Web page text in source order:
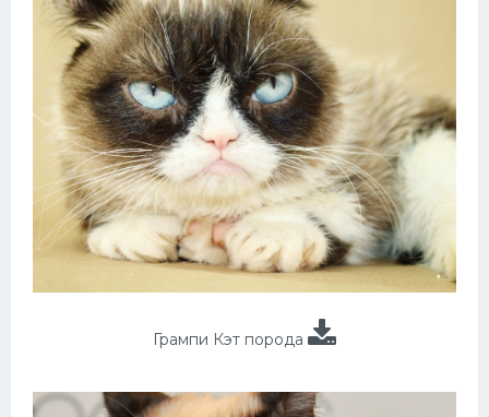
Грампи Кэт порода